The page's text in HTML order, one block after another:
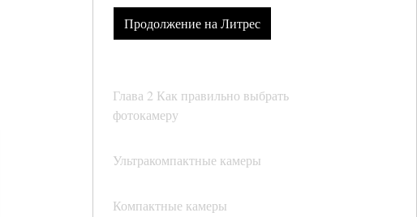
Продолжение на Литрес
Глава 2 Как правильно выбрать
фотокамеру
Ультракомпактные камеры
Компактные камеры